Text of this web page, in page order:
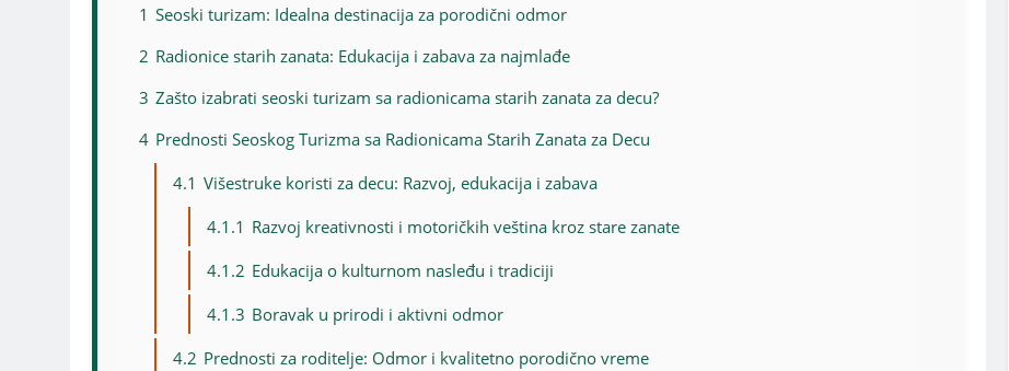
1 Seoski turizam: Idealna destinacija za porodični odmor
2 Radionice starih zanata: Edukacija i zabava za najmlađe
3 Zašto izabrati seoski turizam sa radionicama starih zanata za decu?
4 Prednosti Seoskog Turizma sa Radionicama Starih Zanata za Decu
4.1 Višestruke koristi za decu: Razvoj, edukacija i zabava
4.1.1 Razvoj kreativnosti i motoričkih veština kroz stare zanate
4.1.2 Edukacija o kulturnom nasleđu i tradiciji
4.1.3 Boravak u prirodi i aktivni odmor
4.2 Prednosti za roditelje: Odmor i kvalitetno porodično vreme